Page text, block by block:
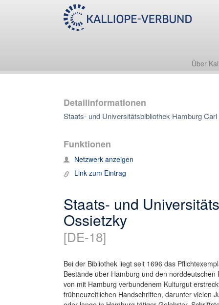
Über
Detailinformationen
Staats- und Universitätsbibliothek Hamburg
Funktionen
Netzwerk anzeigen
Link zum Eintrag
Staats- und
Ossietzky
[DE-18]
Bei der Bibliothek liegt seit 1696 das
Bestände über Hamburg und den
von mit Hamburg verbundenem Kulturgut
frühneuzeitlichen Handschriften, darunter vielen